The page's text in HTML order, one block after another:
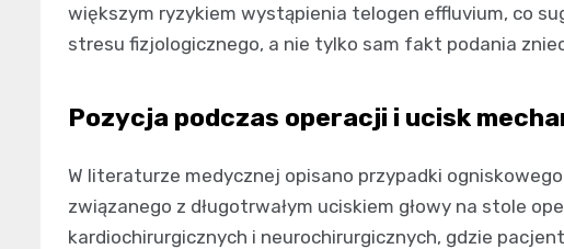
większym ryzykiem wystąpienia telogen effluvium, co
stresu fizjologicznego, a nie tylko sam fakt podania
Pozycja podczas operacji i ucisk
W literaturze medycznej opisano przypadki
związanego z długotrwałym uciskiem głowy na stole
kardiochirurgicznych i neurochirurgicznych, gdzie